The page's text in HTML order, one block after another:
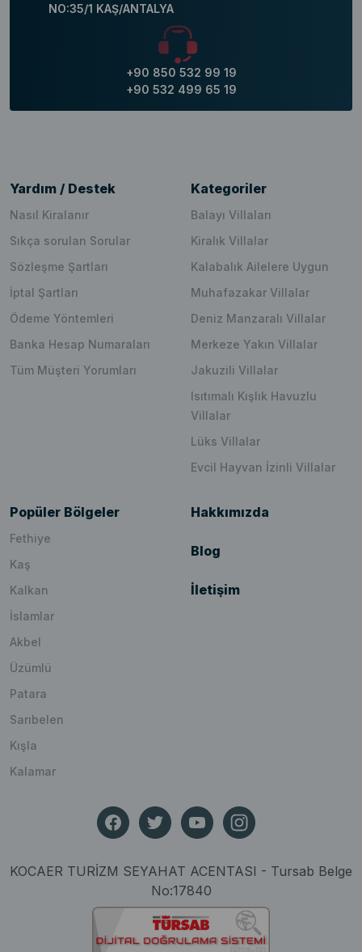
NO:35/1 KAŞ/ANTALYA
+90 850 532 99 19
+90 532 499 65 19
Yardım / Destek
Nasıl Kiralanır
Sıkça sorulan Sorular
Sözleşme Şartları
İptal Şartları
Ödeme Yöntemleri
Banka Hesap Numaraları
Tüm Müşteri Yorumları
Kategoriler
Balayı Villaları
Kiralık Villalar
Kalabalık Ailelere Uygun
Muhafazakar Villalar
Deniz Manzaralı Villalar
Merkeze Yakın Villalar
Jakuzili Villalar
Isıtımalı Kışlık Havuzlu
Villalar
Lüks Villalar
Evcil Hayvan İzinli Villalar
Popüler Bölgeler
Fethiye
Kaş
Kalkan
İslamlar
Akbel
Üzümlü
Patara
Sarıbelen
Kışla
Kalamar
Hakkımızda
Blog
İletişim
KOCAER TURİZM SEYAHAT ACENTASI - Tursab Belge
No:17840